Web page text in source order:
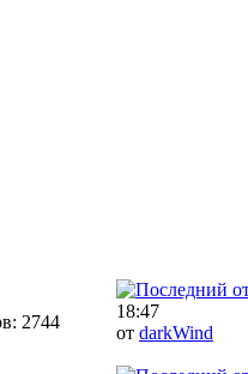
2744
18:47
от darkWind